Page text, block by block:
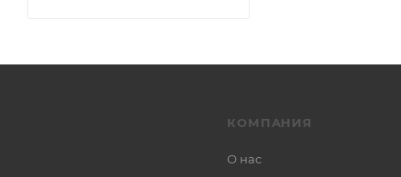
КОМПАНИЯ
О нас